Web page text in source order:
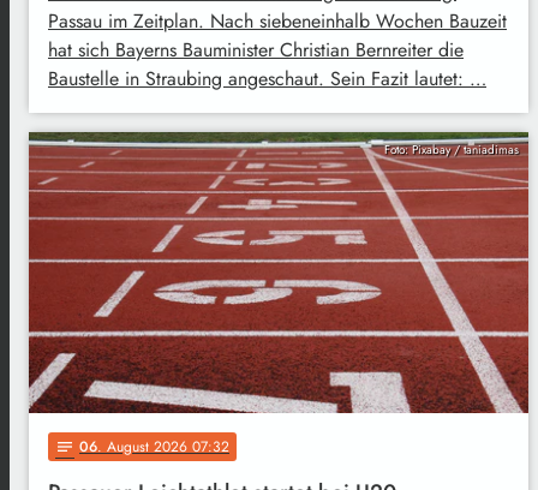
Passau im Zeitplan. Nach siebeneinhalb Wochen Bauzeit
hat sich Bayerns Bauminister Christian Bernreiter die
Baustelle in Straubing angeschaut. Sein Fazit lautet: …
Foto: Pixabay / taniadimas
notes 06. August 2026 07:32